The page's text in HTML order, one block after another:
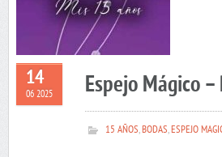
14
06 2025 Espejo Mágico –
15 AÑOS,BODAS,ESPEJO